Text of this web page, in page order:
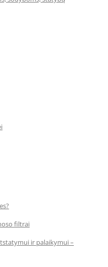
filtrai
ir palaikymui –